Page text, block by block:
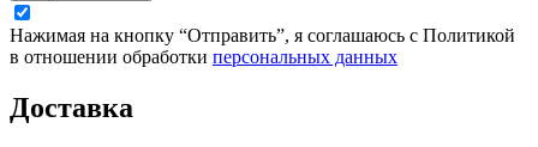
Нажимая на кнопку “Отправить”, я соглашаюсь с Политикой
в отношении обработки персональных данных
Доставка